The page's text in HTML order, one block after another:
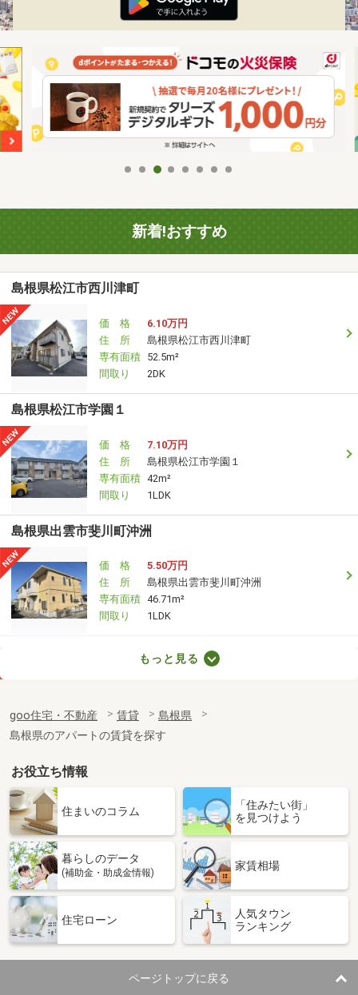
新着!おすすめ
島根県松江市西川津町
価 格
6.10万円
住 所
島根県松江市西川津町
専有面積 52.5m²
間取り
2DK
島根県松江市学園１
価 格
7.10万円
住 所
島根県松江市学園１
専有面積 42m²
間取り
1LDK
島根県出雲市斐川町沖洲
価 格
5.50万円
住 所
島根県出雲市斐川町沖洲
専有面積 46.71m²
間取り
1LDK
専有面積
43.74m²
間取り
1LDK
島根県益田市高津４丁目
価 格
3.67万円
島根県益田市高津４丁目
専有面積 28.98m²
間取り
島根県松江市菅田町
住 所
島根県松江市菅田町
専有面積 19.5m²
間取り
1K
もっと見る
goo住宅・不動産 賃貸
島根県
島根県のアパートの賃貸を探す
お役立ち情報
住まいのコラム
「住みたい街」
を見つけよう
暮らしのデータ
(補助金・助成金情報)
家賃相場
住宅ローン
人気タウン
ランキング
ページトップに戻る